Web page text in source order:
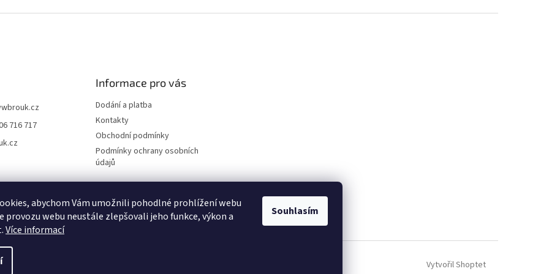
abychom Vám umožnili pohodlné prohlížení webu
provozu webu neustále zlepšovali jeho funkce, výkon a
Více informací
Souhlasím
716 717
Informace pro vás
Dodání a platba
Kontakty
Obchodní podmínky
Podmínky ochrany osobních
údajů
Vytvořil Shoptet